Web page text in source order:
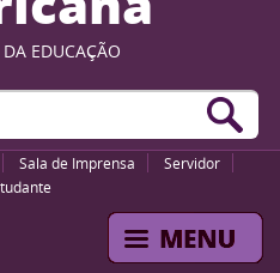
EDUCAÇÃO
Sala de Imprensa
Servidor